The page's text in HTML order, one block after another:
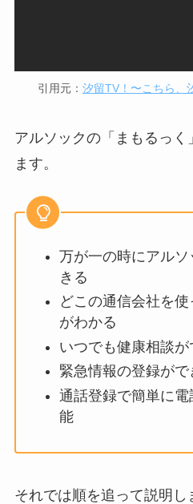
引用元： 汐留TV！〜こちら、
アルソックの「まもるっく
ます。
万が一の時にアル
きる
どこの通信会社を
がわかる
いつでも健康相談が
緊急情報の登録がで
通話登録で簡単に
能
それでは順を追って説明し